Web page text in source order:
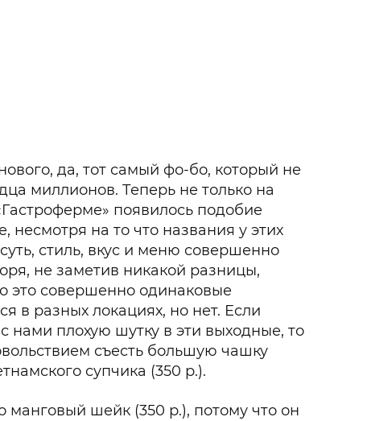
да, тот самый фо-бо, который не
миллионов. Теперь не только на
появилось подобие
несмотря на то что названия у этих
стиль, вкус и меню совершенно
не заметив никакой разницы,
это совершенно одинаковые
в разных локациях, но нет. Если
нами плохую шутку в эти выходные, то
съесть большую чашку
супчика (350 р.).
манговый шейк (350 р.), потому что он